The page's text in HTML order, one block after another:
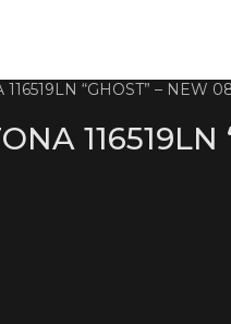
“GHOST” – NEW